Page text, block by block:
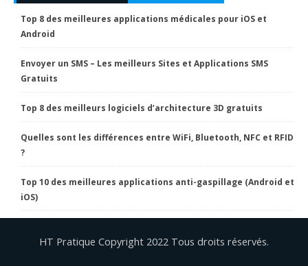
Top 8 des meilleures applications médicales pour iOS et
Android
Envoyer un SMS – Les meilleurs Sites et Applications SMS
Gratuits
Top 8 des meilleurs logiciels d’architecture 3D gratuits
Quelles sont les différences entre WiFi, Bluetooth, NFC et RFID
?
Top 10 des meilleures applications anti-gaspillage (Android et
iOS)
HT Pratique Copyright 2022 Tous droits réservés.